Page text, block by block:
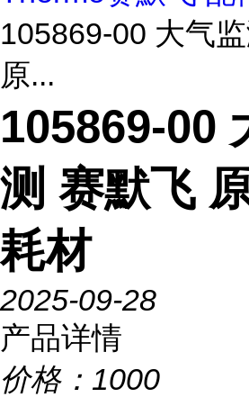
105869-00 大气
原...
105869-00
测 赛默飞
耗材
2025-09-28
产品详情
价格： 1000